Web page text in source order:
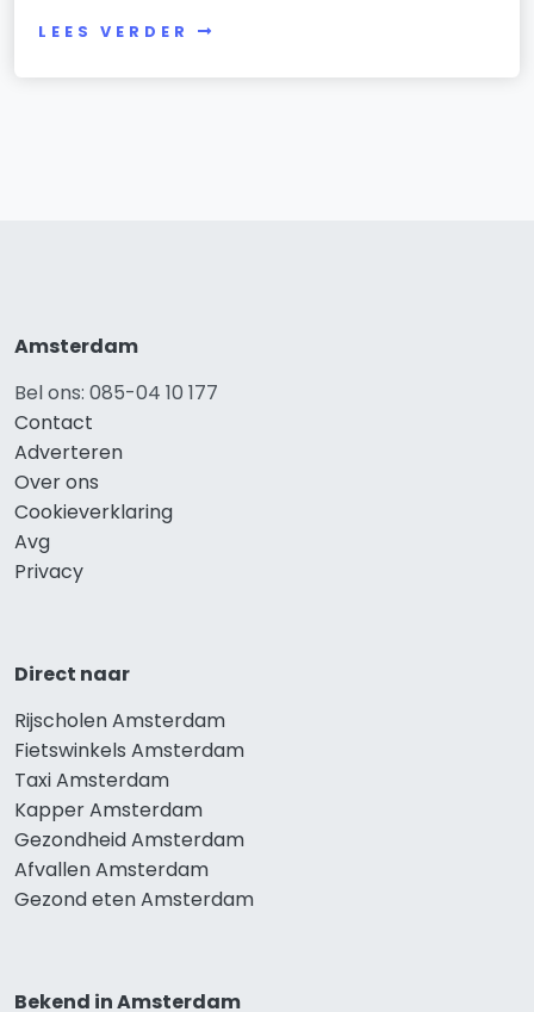
LEES VERDER
Amsterdam
Bel ons: 085-04 10 177
Contact
Adverteren
Over ons
Cookieverklaring
Avg
Privacy
Direct naar
Rijscholen Amsterdam
Fietswinkels Amsterdam
Taxi Amsterdam
Kapper Amsterdam
Gezondheid Amsterdam
Afvallen Amsterdam
Gezond eten Amsterdam
Bekend in Amsterdam